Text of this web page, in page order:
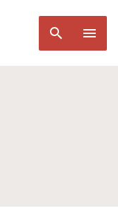
search menu